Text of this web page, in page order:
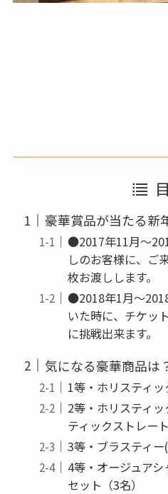
豪華賞品が当たる新
●2017年11月～
しのお客様に、ご
枚お渡しします。
●2018年1月～
いた時に、チケッ
に挑戦出来ます。
気になる豪華商品は
1等・ホリスティッ
2等・ホリスティ
ティックストレー
3等・ブラスティー
4等・オージュア
セット（3名）